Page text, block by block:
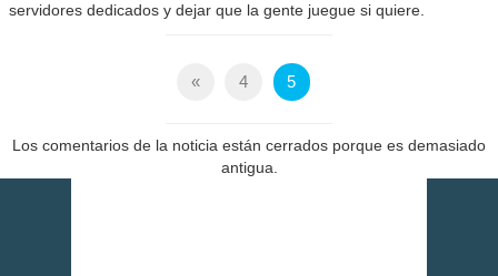
servidores dedicados y dejar que la gente juegue si quiere.
« 4 5
Los comentarios de la noticia están cerrados porque es demasiado
antigua.